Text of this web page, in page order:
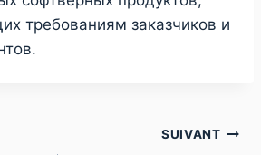
требованиям заказчиков и
SUIVANT